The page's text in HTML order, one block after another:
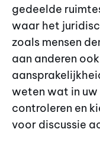
gedeelde
waar het
zoals mensen
aan anderen
weten wat in
controleren en
voor discussie